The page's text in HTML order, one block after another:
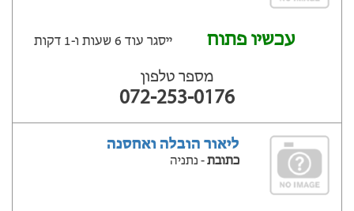
עכשיו פתוח ייסגר עוד 6 שעות ‫ו-1 דקות
מספר טלפון
072-253-0176
ליאור הובלה ואחסנה
כתובת- נתניה